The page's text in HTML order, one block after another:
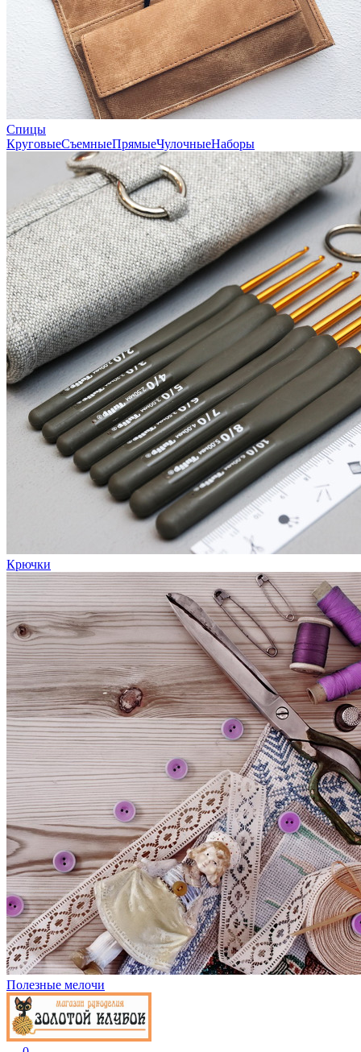
Спицы
КруговыеСъемныеПрямыеЧулочныеНаборы
Крючки
Полезные мелочи